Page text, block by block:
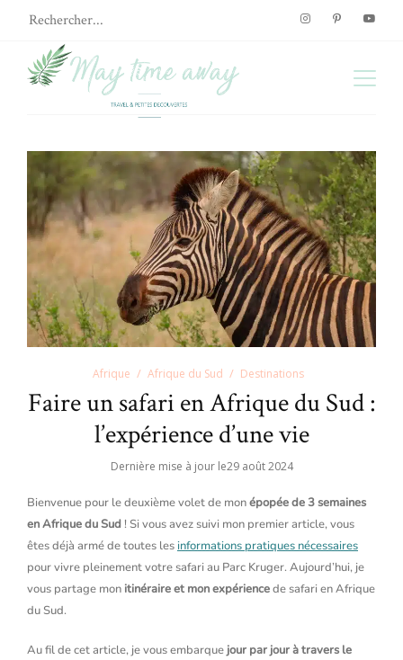
Afrique Afrique du Sud Destinations
Faire un safari en Afrique du Sud :
l’expérience d’une vie
Dernière mise à jour le29 août 2024
Bienvenue pour le deuxième volet de monépopée de 3 semaines
en Afrique du Sud ! Si vous avez suivi mon premier article, vous
êtes déjà armé de toutes lesinformations pratiques nécessaires
pour vivre pleinement votre safari au Parc Kruger. Aujourd’hui, je
vous partage mon itinéraire et mon expériencede safari en Afrique
du Sud.
Au fil de cet article, je vous embarquejour par jour à travers le